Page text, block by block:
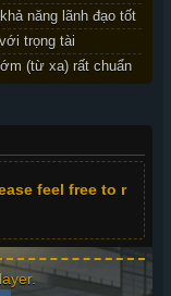
năng lãnh đạo tốt
trọng tài
(từ xa) rất chuẩn
feel free to r